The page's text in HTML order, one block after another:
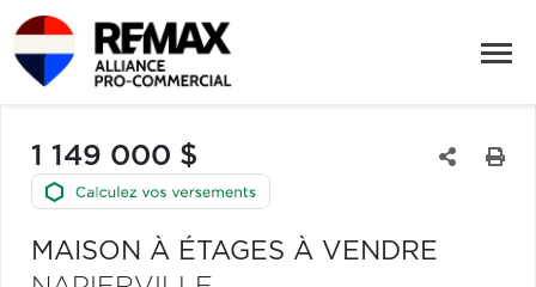
1 149 000 $
MAISON À ÉTAGES À VENDRE